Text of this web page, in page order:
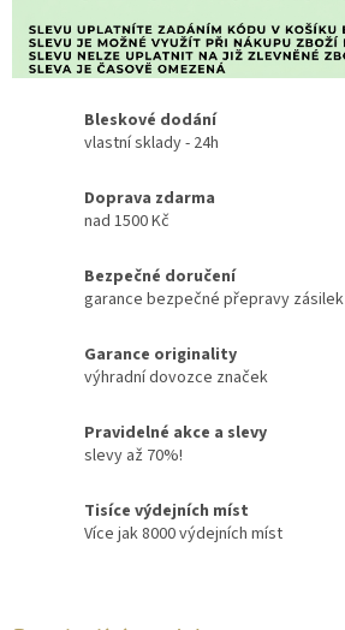
Bleskové dodání
vlastní sklady - 24h
Doprava zdarma
nad 1500 Kč
Bezpečné doručení
garance bezpečné přepravy zásilek
Garance originality
výhradní dovozce značek
Pravidelné akce a slevy
slevy až 70%!
Tisíce výdejních míst
Více jak 8000 výdejních míst